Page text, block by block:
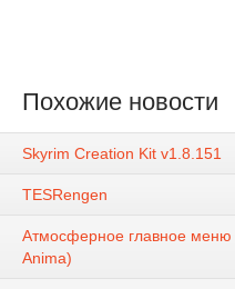
Похожие новости
Skyrim Creation Kit v1.8.151
TESRengen
Атмосферное главное меню
Anima)